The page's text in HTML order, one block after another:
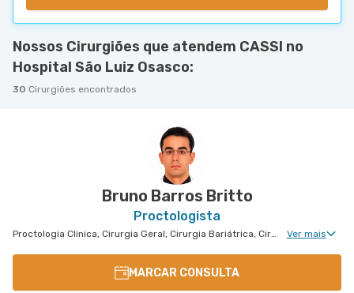
Nossos Cirurgiões que atendem CASSI no
Hospital São Luiz Osasco:
30 Cirurgiões encontrados
Bruno Barros Britto
Proctologista
Proctologia Clinica, Cirurgia Geral, Cirurgia Bariátrica, Cirurgia do Aparelho Digestivo, Cirurgia Oncologia do Peritônio, Cirurgia de Fígado, Cirurgia Oncológica, Cirurgia Oncológica do Aparelho Digestivo Ver mais
MARCAR CONSULTA